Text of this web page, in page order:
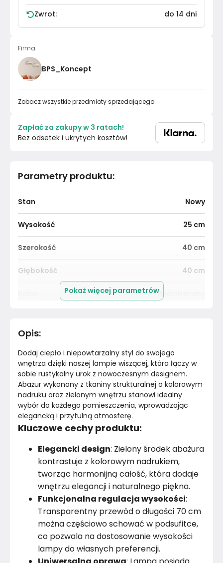
Parametry produktu:
Stan Nowy
Wysokość 25 cm
Szerokość 40 cm
Głębokość 40 cm
Wielobarwny
Kolor stelaża
Średnica 40cm
Kolor Wielobarwne
Marka BPS Koncept
Montaż
Rok produkcji 2024
Pokaż więcej parametrów
Opis:
Dodaj ciepło i niepowtarzalny styl do swojego
wnętrza dzięki naszej lampie wiszącej, która łączy w
sobie rustykalny urok z nowoczesnym designem.
Abażur wykonany z tkaniny strukturalnej o kolorowym
nadruku oraz zielonym wnętrzu stanowi idealny
wybór do każdego pomieszczenia, wprowadzając
elegancką i przytulną atmosferę.
Kluczowe cechy produktu:
Elegancki design: Zielony środek abażura
kontrastuje z kolorowym nadrukiem,
tworząc harmonijną całość, która dodaje
wnętrzu elegancji i naturalnego piękna.
Funkcjonalna regulacja wysokości:
Transparentny przewód o długości 70 cm
można częściowo schować w podsufitce,
co pozwala na dostosowanie wysokości
lampy do własnych preferencji.
Zwrot: do 14 dni
Firma
BPS_Koncept
Zobacz wszystkie przedmioty sprzedającego.
Zapłać za zakupy w 3 ratach!
Bez odsetek i ukrytych kosztów!